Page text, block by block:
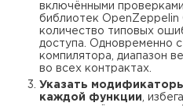
включёнными
библиотек
количество типовых
доступа. Одновременно
компилятора, диапазон
во всех контрактах.
Указать
каждой функции ,